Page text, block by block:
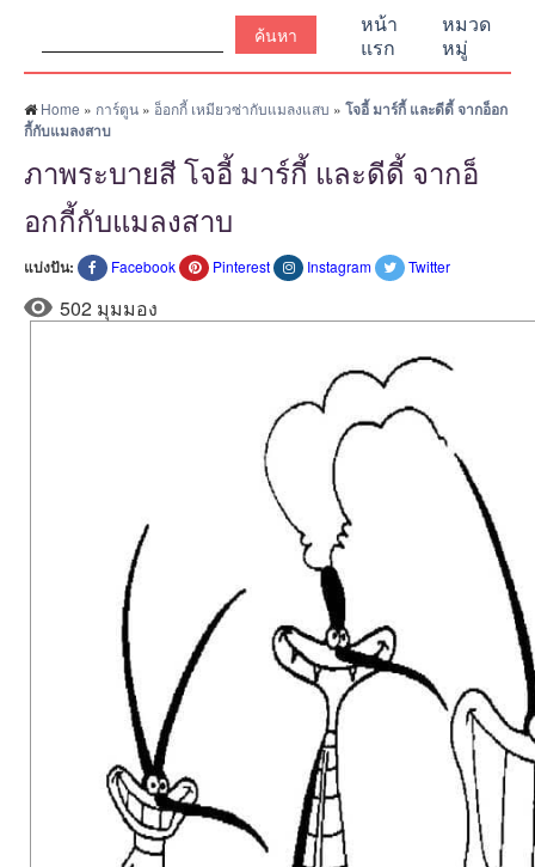
หน้า
แรก
หมวด
หมู่
Home » การ์ตูน » อ็อกกี้ เหมียวซ่ากับแมลงแสบ » โจอี้ มาร์กี้ และดีดี้ จากอ็อก
กี้กับแมลงสาบ
ภาพระบายสี โจอี้ มาร์กี้ และดีดี้ จากอ็
อกกี้กับแมลงสาบ
แบ่งปัน: Facebook Pinterest Instagram Twitter
502 มุมมอง